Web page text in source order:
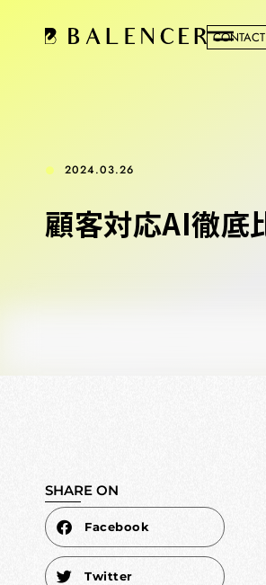
CONTACT
2024.03.26
顧客対応AI徹底
SHARE ON
Facebook
Twitter